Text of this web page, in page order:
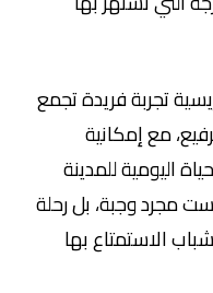
تجربة فريدة تجمع
مع إمكانية
اليومية للمدينة
مجرد وجبة، بل رحلة
الاستمتاع بها